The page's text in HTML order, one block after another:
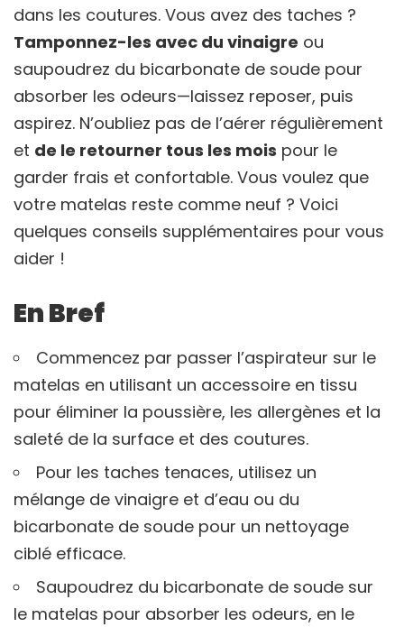
dans les coutures. Vous avez des taches ?
Tamponnez-les avec du vinaigre ou
saupoudrez du bicarbonate de soude pour
absorber les odeurs—laissez reposer, puis
aspirez. N’oubliez pas de l’aérer régulièrement
et de le retourner tous les mois pour le
garder frais et confortable. Vous voulez que
votre matelas reste comme neuf ? Voici
quelques conseils supplémentaires pour vous
aider !
En Bref
Commencez par passer l’aspirateur sur le
matelas en utilisant un accessoire en tissu
pour éliminer la poussière, les allergènes et la
saleté de la surface et des coutures.
Pour les taches tenaces, utilisez un
mélange de vinaigre et d’eau ou du
bicarbonate de soude pour un nettoyage
ciblé efficace.
Saupoudrez du bicarbonate de soude sur
le matelas pour absorber les odeurs, en le